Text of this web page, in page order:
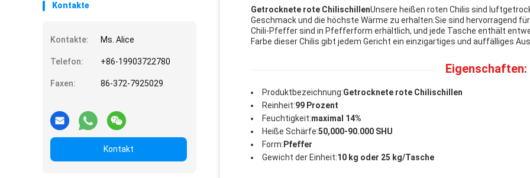
Kontakte
Kontakte: Ms. Alice
Telefon: +86-19903722780
Faxen: 86-372-7925029
Kontakt
Getrocknete rote ChilischillenUnsere heißen roten Chilis sind
Geschmack und die höchste Wärme zu erhalten.Sie sind hervorragend
Chili-Pfeffer sind in Pfefferform erhältlich, und jede Tasche enthält
Farbe dieser Chilis gibt jedem Gericht ein einzigartiges und auffälliges
Eigenschaften:
Produktbezeichnung:Getrocknete rote Chilischillen
Reinheit:99 Prozent
Feuchtigkeit:maximal 14%
Heiße Schärfe:50,000-90.000 SHU
Form: Pfeffer
Gewicht der Einheit:10 kg oder 25 kg/Tasche